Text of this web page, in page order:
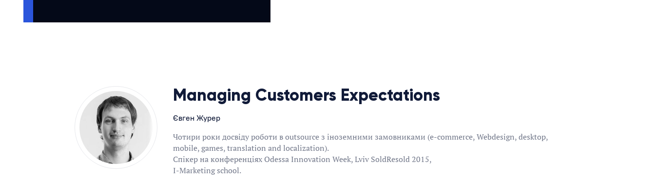
Managing Customers Expectations
Євген Журер
Чотири роки досвіду роботи в outsource з іноземними замовниками (e-commerce, Webdesign, desktop,
mobile, games, translation and localization).
Спікер на конференціях Odessa Innovation Week, Lviv SoldResold 2015,
I-Marketing school.